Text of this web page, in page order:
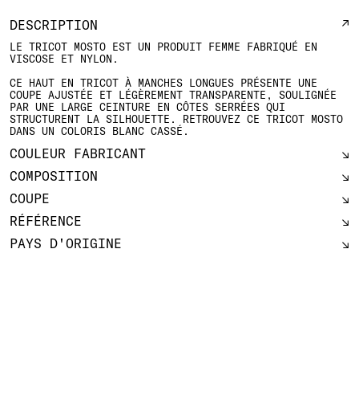
DESCRIPTION
LE TRICOT MOSTO EST UN PRODUIT FEMME FABRIQUÉ EN
VISCOSE ET NYLON.
CE HAUT EN TRICOT À MANCHES LONGUES PRÉSENTE UNE
COUPE AJUSTÉE ET LÉGÈREMENT TRANSPARENTE, SOULIGNÉE
PAR UNE LARGE CEINTURE EN CÔTES SERRÉES QUI
STRUCTURENT LA SILHOUETTE. RETROUVEZ CE TRICOT MOSTO
DANS UN COLORIS BLANC CASSÉ.
COULEUR FABRICANT
COMPOSITION
COUPE
RÉFÉRENCE
PAYS D'ORIGINE